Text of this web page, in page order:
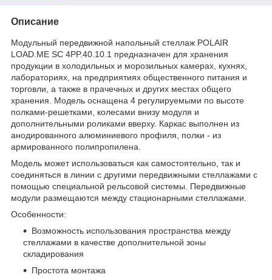
Описание
Модульный передвижной напольный стеллаж POLAIR
LOAD.ME SC 4PP.40.10.1 предназначен для хранения
продукции в холодильных и морозильных камерах, кухнях,
лабораториях, на предприятиях общественного питания и
торговли, а также в прачечных и других местах общего
хранения. Модель оснащена 4 регулируемыми по высоте
полками-решетками, колесами внизу модуля и
дополнительными роликами вверху. Каркас выполнен из
анодированного алюминиевого профиля, полки - из
армированного полипропилена.
Модель может использоваться как самостоятельно, так и
соединяться в линии с другими передвижными стеллажами с
помощью специальной рельсовой системы. Передвижные
модули размещаются между стационарными стеллажами.
Особенности:
Возможность использования пространства между
стеллажами в качестве дополнительной зоны
складирования
Простота монтажа